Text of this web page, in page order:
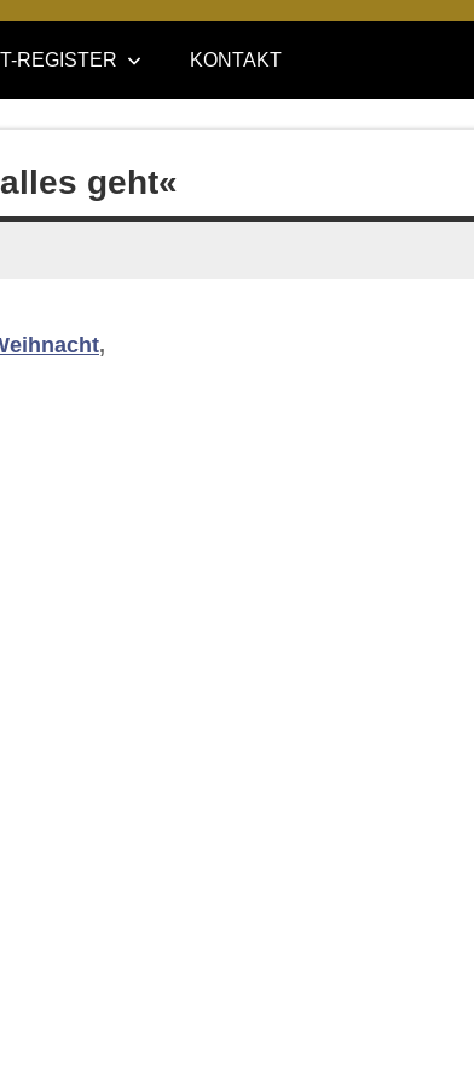
REGISTER KONTAKT
geht«
,